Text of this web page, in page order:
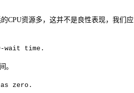
CPU资源多，这并不是良性表现，我们
wait time.
。
zero.